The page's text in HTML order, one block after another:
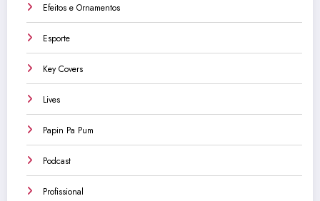
Efeitos e Ornamentos
Esporte
Key Covers
Lives
Papin Pa Pum
Podcast
Profissional